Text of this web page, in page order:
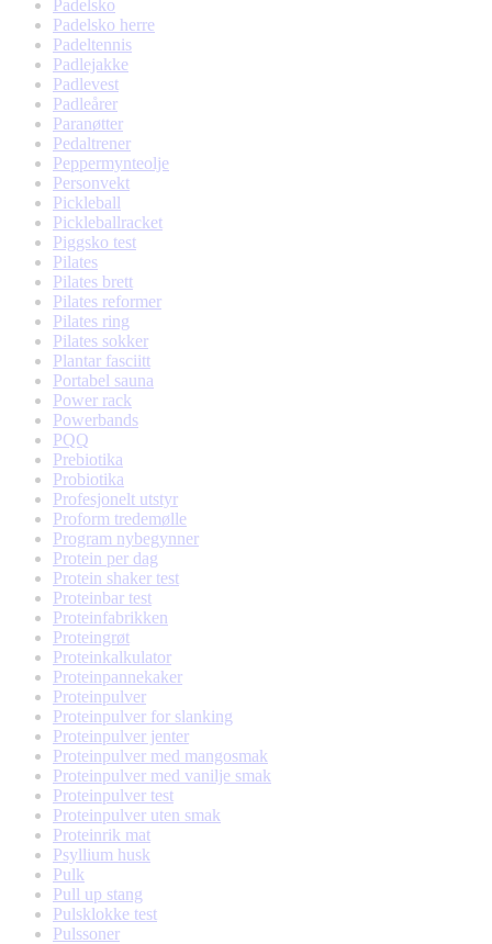
Padelsko
Padelsko herre
Padeltennis
Padlejakke
Padlevest
Padleårer
Paranøtter
Pedaltrener
Peppermynteolje
Personvekt
Pickleball
Pickleballracket
Piggsko test
Pilates
Pilates brett
Pilates reformer
Pilates ring
Pilates sokker
Plantar fasciitt
Portabel sauna
Power rack
Powerbands
PQQ
Prebiotika
Probiotika
Profesjonelt utstyr
Proform tredemølle
Program nybegynner
Protein per dag
Protein shaker test
Proteinbar test
Proteinfabrikken
Proteingrøt
Proteinkalkulator
Proteinpannekaker
Proteinpulver
Proteinpulver for slanking
Proteinpulver jenter
Proteinpulver med mangosmak
Proteinpulver med vanilje smak
Proteinpulver test
Proteinpulver uten smak
Proteinrik mat
Psyllium husk
Pulk
Pull up stang
Pulsklokke test
Pulssoner